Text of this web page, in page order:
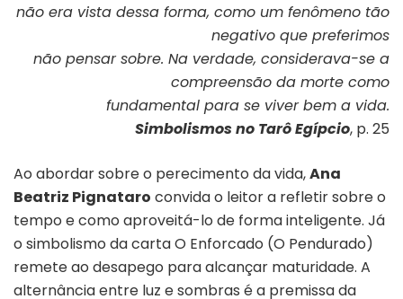
não era vista dessa forma, como um fenômeno tão
negativo que preferimos
não pensar sobre. Na verdade, considerava-se a
compreensão da morte como
fundamental para se viver bem a vida.
Simbolismos no Tarô Egípcio, p. 25
Ao abordar sobre o perecimento da vida,Ana
Beatriz Pignataro convida o leitor a refletir sobre o
tempo e como aproveitá-lo de forma inteligente. Já
o simbolismo da carta O Enforcado (O Pendurado)
remete ao desapego para alcançar maturidade. A
alternância entre luz e sombras é a premissa da